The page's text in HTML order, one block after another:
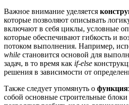
Важное внимание уделяется
которые позволяют описывать
включают в себя циклы, условные
которые обеспечивают гибкость и
потоком выполнения. Например,
while становится основой для
задач, в то время как if-else
решения в зависимости от
Также следует упомянуть о
собой основные строительные